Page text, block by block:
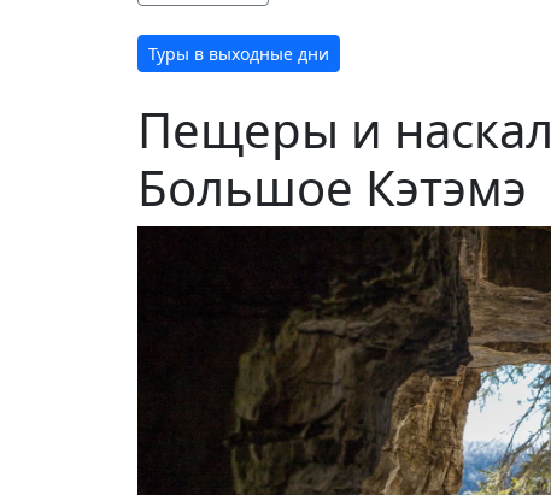
Туры в выходные дни
Пещеры и
Большое Кэтэмэ